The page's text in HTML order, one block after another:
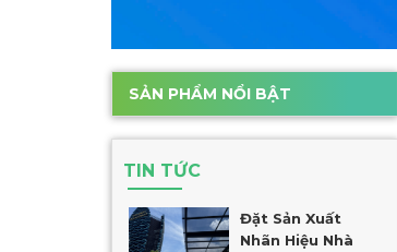
SẢN PHẨM NỔI BẬT
TIN TỨC
Đặt Sản Xuất
Nhãn Hiệu Nhà